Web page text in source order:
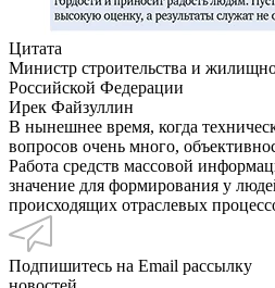
Цитата
Министр строительства и
Российской Федерации
Ирек Файзуллин
В нынешнее время, когда
вопросов очень много,
Работа средств массовой
значение для формирования у
происходящих отраслевых
Подпишитесь на Email рассылку